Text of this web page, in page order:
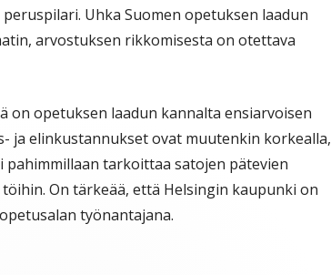
Uhka Suomen opetuksen laadun
arvostuksen rikkomisesta on otettava
on opetuksen laadun kannalta ensiarvoisen
ja elinkustannukset ovat muutenkin korkealla,
tarkoittaa satojen pätevien
On tärkeää, että Helsingin kaupunki on
työnantajana.